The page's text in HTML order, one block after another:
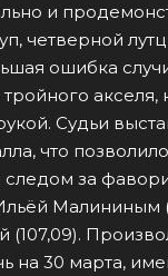
и
четверной
ошибка
акселя,
Судьи
что
следом за
Малининым
на 30 марта,